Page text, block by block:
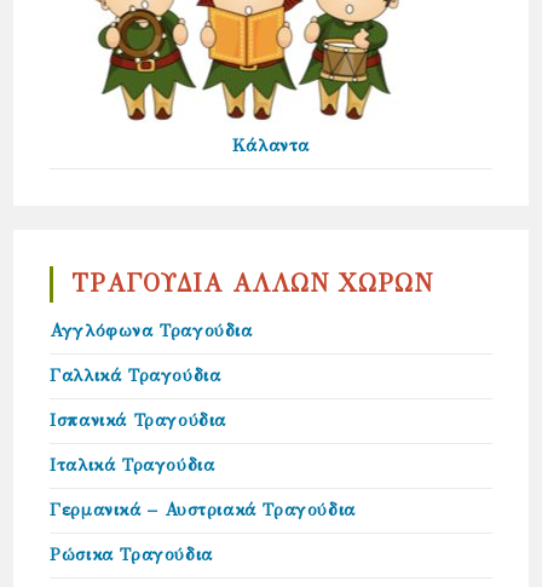
Κάλαντα
ΤΡΑΓΟΥΔΙΑ ΑΛΛΩΝ ΧΩΡΩΝ
Αγγλόφωνα Τραγούδια
Γαλλικά Τραγούδια
Ισπανικά Τραγούδια
Ιταλικά Τραγούδια
Γερμανικά – Αυστριακά Τραγούδια
Ρώσικα Τραγούδια